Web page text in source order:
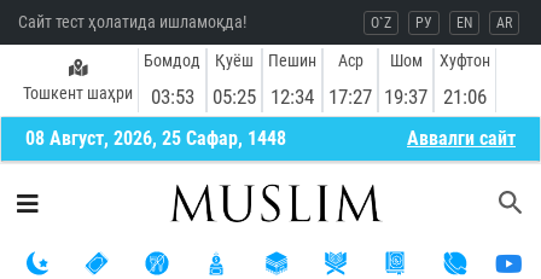
Сайт тест ҳолатида ишламоқда! O`Z РУ EN AR
Тошкент шаҳри
Бомдод
03:53
Қуёш
05:25
Пешин
12:34
Аср
17:27
Шом
19:37
Хуфтон
21:06
08 Август, 2026, 25 Сафар, 1448 Aввалги сайт